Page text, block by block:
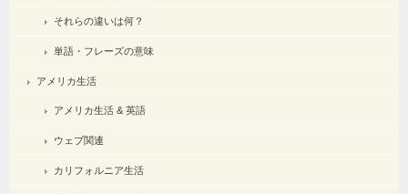
それらの違いは何？
単語・フレーズの意味
アメリカ生活
アメリカ生活 & 英語
ウェブ関連
カリフォルニア生活